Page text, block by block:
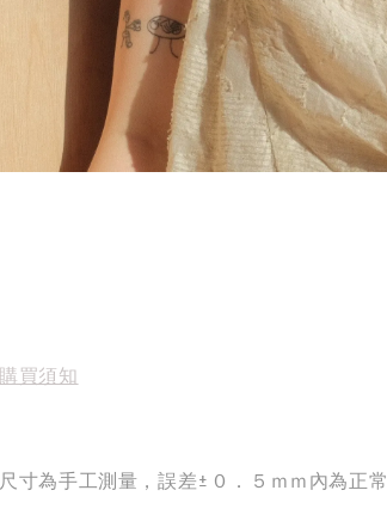
購買須知
尺寸為手工測量，誤差±０．５ｍｍ內為正常